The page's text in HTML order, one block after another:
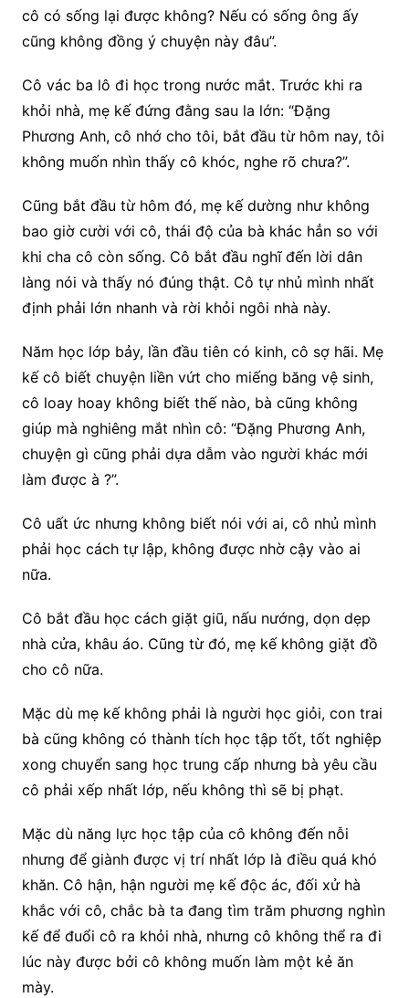
cô có sống lại được không? Nếu có sống ông ấy
cũng không đồng ý chuyện này đâu”.
Cô vác ba lô đi học trong nước mắt. Trước khi ra
khỏi nhà, mẹ kế đứng đằng sau la lớn: “Đặng
Phương Anh, cô nhớ cho tôi, bắt đầu từ hôm nay, tôi
không muốn nhìn thấy cô khóc, nghe rõ chưa?”.
Cũng bắt đầu từ hôm đó, mẹ kế dường như không
bao giờ cười với cô, thái độ của bà khác hẳn so với
khi cha cô còn sống. Cô bắt đầu nghĩ đến lời dân
làng nói và thấy nó đúng thật. Cô tự nhủ mình nhất
định phải lớn nhanh và rời khỏi ngôi nhà này.
Năm học lớp bảy, lần đầu tiên có kinh, cô sợ hãi. Mẹ
kế cô biết chuyện liền vứt cho miếng băng vệ sinh,
cô loay hoay không biết thế nào, bà cũng không
giúp mà nghiêng mắt nhìn cô: “Đặng Phương Anh,
chuyện gì cũng phải dựa dẫm vào người khác mới
làm được à ?”.
Cô uất ức nhưng không biết nói với ai, cô nhủ mình
phải học cách tự lập, không được nhờ cậy vào ai
nữa.
Cô bắt đầu học cách giặt giũ, nấu nướng, dọn dẹp
nhà cửa, khâu áo. Cũng từ đó, mẹ kế không giặt đồ
cho cô nữa.
Mặc dù mẹ kế không phải là người học giỏi, con trai
bà cũng không có thành tích học tập tốt, tốt nghiệp
xong chuyển sang học trung cấp nhưng bà yêu cầu
cô phải xếp nhất lớp, nếu không thì sẽ bị phạt.
Mặc dù năng lực học tập của cô không đến nỗi
nhưng để giành được vị trí nhất lớp là điều quá khó
khăn. Cô hận, hận người mẹ kế độc ác, đối xử hà
khắc với cô, chắc bà ta đang tìm trăm phương nghìn
kế để đuổi cô ra khỏi nhà, nhưng cô không thể ra đi
lúc này được bởi cô không muốn làm một kẻ ăn
mày.